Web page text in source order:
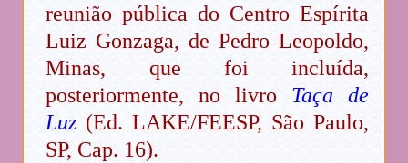
reunião pública do Centro Espírita
Luiz Gonzaga, de Pedro Leopoldo,
Minas, que foi incluída,
posteriormente, no livro Taça de
Luz (Ed. LAKE/FEESP, São Paulo,
SP, Cap. 16).